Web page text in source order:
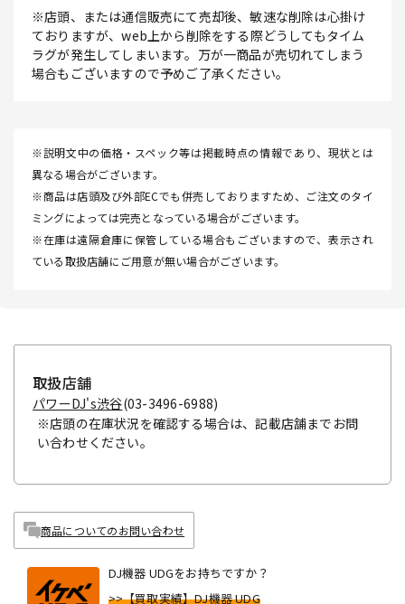
※店頭、または通信販売にて売却後、敏速な削除は心掛け
ておりますが、web上から削除をする際どうしてもタイム
ラグが発生してしまいます。万が一商品が売切れてしまう
場合もございますので予めご了承ください。
※説明文中の価格・スペック等は掲載時点の情報であり、現状とは
異なる場合がございます。
※商品は店頭及び外部ECでも併売しておりますため、ご注文のタイ
ミングによっては完売となっている場合がございます。
※在庫は遠隔倉庫に保管している場合もございますので、表示され
ている取扱店舗にご用意が無い場合がございます。
取扱店舗
パワーDJ's渋谷(03-3496-6988)
※店頭の在庫状況を確認する場合は、記載店舗までお問
い合わせください。
商品についてのお問い合わせ
DJ機器 UDGをお持ちですか？
>>【買取実績】DJ機器 UDG